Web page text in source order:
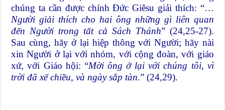
chúng ta cần được chính Đức Giêsu giải thích: “…
Người giải thích cho hai ông những gì liên quan
đến Người trong tất cả Sách Thánh” (24,25-27).
Sau cùng, hãy ở lại hiệp thông với Người; hãy nài
xin Người ở lại với nhóm, với cộng đoàn, với giáo
xứ, với Giáo hội: “Mời ông ở lại với chúng tôi, vì
trời đã xế chiều, và ngày sắp tàn.” (24,29).